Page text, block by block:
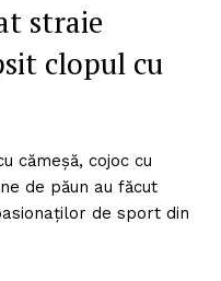
straie
clopul cu
cămeșă, cojoc cu
de păun au făcut
de sport din